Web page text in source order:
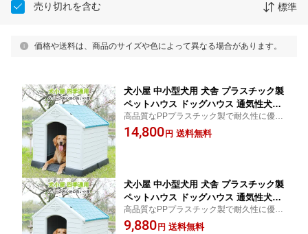
売り切れを含む 標準
価格や送料は、商品のサイズや色によって異なる場合があります。
犬小屋 中小型犬用 犬舎 プラスチック製
ペットハウス ドッグハウス 通気性犬舎
シェルタ 防水素材 防風 防雨 換気 さび
ない 組立簡単 洗える 四季通用 室内/屋
高品質なPPプラスチック製で耐久性に優
れ、 長期間ご使用いただけます。
14,800 円 送料無料
犬小屋 中小型犬用 犬舎 プラスチック製
ペットハウス ドッグハウス 通気性犬舎
シェルタ 防水素材 防風 防雨 換気 さび
ない 組立簡単 洗える 四季通用 室内/屋
高品質なPPプラスチック製で耐久性に優
れ、 長期間ご使用いただけます。
9,880 円 送料無料